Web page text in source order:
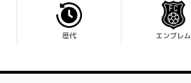
歴代 エンブレム